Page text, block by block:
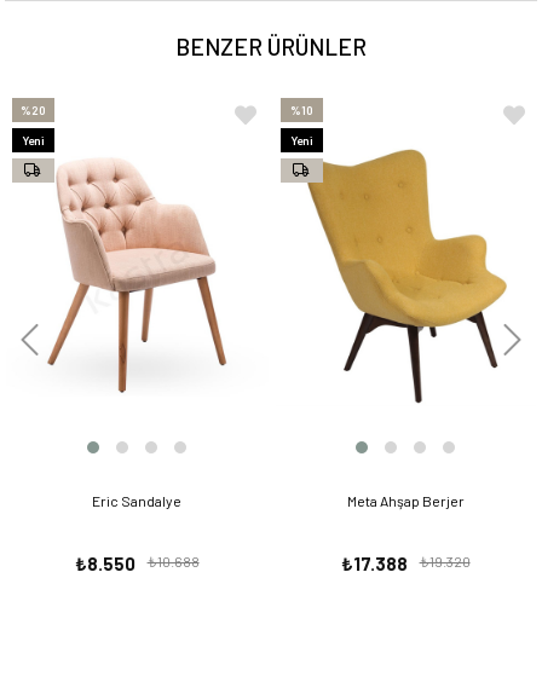
BENZER ÜRÜNLER
Eric Sandalye
₺8.550 ₺10.688
%20
Yeni
Ürün
Meta Ahşap Berjer
₺17.388 ₺19.320
%10
Yeni
Ürün